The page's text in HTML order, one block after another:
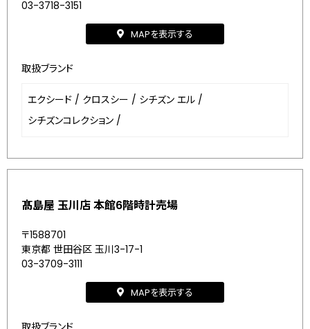
03-3718-3151
MAPを表示する
取扱ブランド
エクシード / クロスシー / シチズン エル /
シチズンコレクション /
髙島屋 玉川店 本館6階時計売場
〒1588701
東京都 世田谷区 玉川3-17-1
03-3709-3111
MAPを表示する